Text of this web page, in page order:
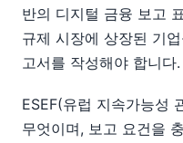
반의 디지털 금융 보고
규제 시장에 상장된 기
고서를 작성해야 합니다.
ESEF(유럽 지속가능성
무엇이며, 보고 요건을